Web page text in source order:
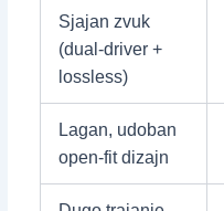
Sjajan zvuk
(dual-driver +
lossless)
Lagan, udoban
open-fit dizajn